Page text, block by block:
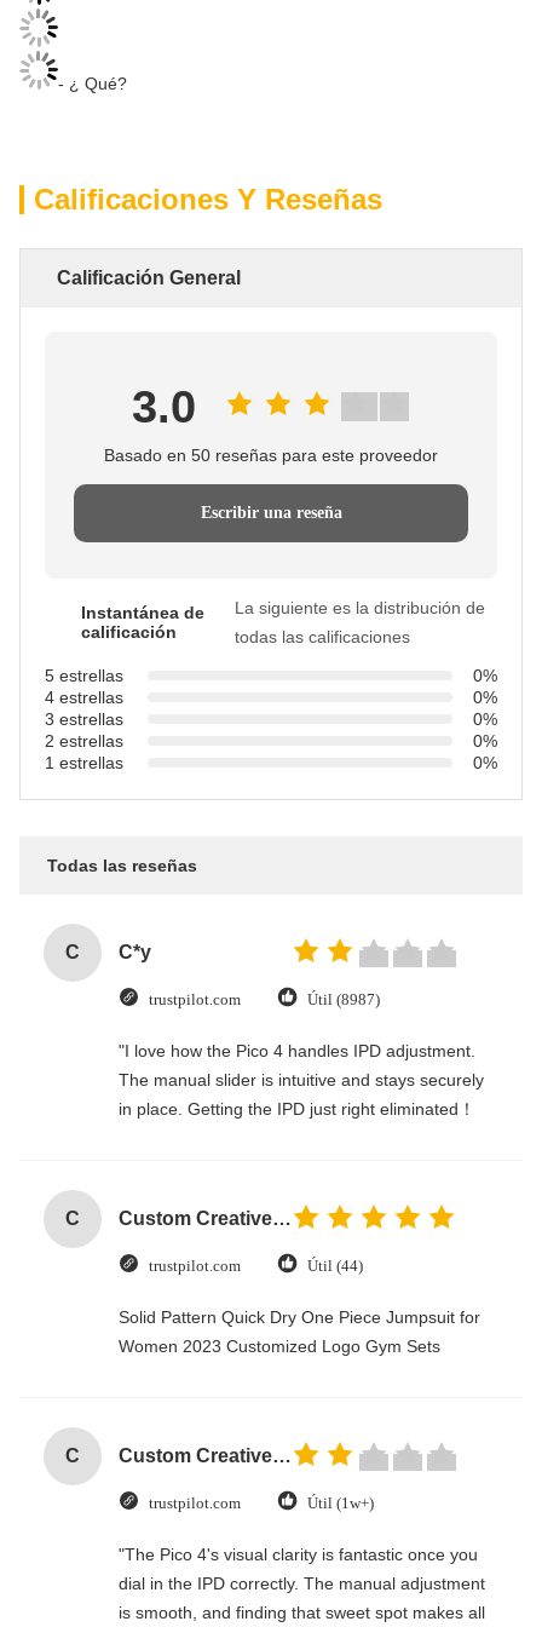
- ¿ Qué?
Calificaciones Y Reseñas
Calificación General
3.0
Basado en 50 reseñas para este proveedor
Escribir una reseña
Instantánea de
calificación
La siguiente es la distribución de
todas las calificaciones
5 estrellas
0%
4 estrellas
0%
3 estrellas
0%
2 estrellas
0%
1 estrellas
0%
Todas las reseñas
C C*y
trustpilot.com Útil (8987)
"I love how the Pico 4 handles IPD adjustment.
The manual slider is intuitive and stays securely
in place. Getting the IPD just right eliminated！
C Custom Creative Goodie Christmas Kraft Paper Gift Bag with Your Own Logo for Xmas Decorative Party
trustpilot.com Útil (44)
Solid Pattern Quick Dry One Piece Jumpsuit for
Women 2023 Customized Logo Gym Sets
C Custom Creative Goodie Christmas Kraft Paper Gift Bag with Your Own Logo for Xmas Decorative Party
trustpilot.com Útil (1w+)
"The Pico 4's visual clarity is fantastic once you
dial in the IPD correctly. The manual adjustment
is smooth, and finding that sweet spot makes all